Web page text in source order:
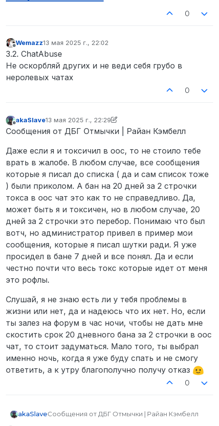
0
Не в сети
Wemazz13 мая 2025 г., 22:02
отредактировано
3.2. ChatAbuse
Не оскорбляй других и не веди себя грубо в
неролевых чатах
0
Не в сети
akaSlave13 мая 2025 г., 22:29
отредактировано akaSlave
Сообщения от ДБГ Отмычки | Райан Кэмбелл
Даже если я и токсичил в оос, то не стоило тебе
врать в жалобе. В любом случае, все сообщения
которые я писал до списка ( да и сам список тоже
) были приколом. А бан на 20 дней за 2 строчки
токса в оос чат это как то не справедливо. Да,
может быть я и токсичен, но в любом случае, 20
дней за 2 строчки это перебор. Понимаю что был
вотч, но администратор привел в пример мои
сообщения, которые я писал шутки ради. Я уже
просидел в бане 7 дней и все понял. Да и если
честно почти что весь токс которые идет от меня
это рофлы.
Слушай, я не знаю есть ли у тебя проблемы в
жизни или нет, да и надеюсь что их нет. Но, если
ты залез на форум в час ночи, чтобы не дать мне
скостить срок 20 дневного бана за 2 строчки в оос
чат, то стоит задуматься. Мало того, ты выбрал
именно ночь, когда я уже буду спать и не смогу
ответить, а к утру благополучно получу отказ
0
akaSlaveСообщения от ДБГ Отмычки | Райан Кэмбелл